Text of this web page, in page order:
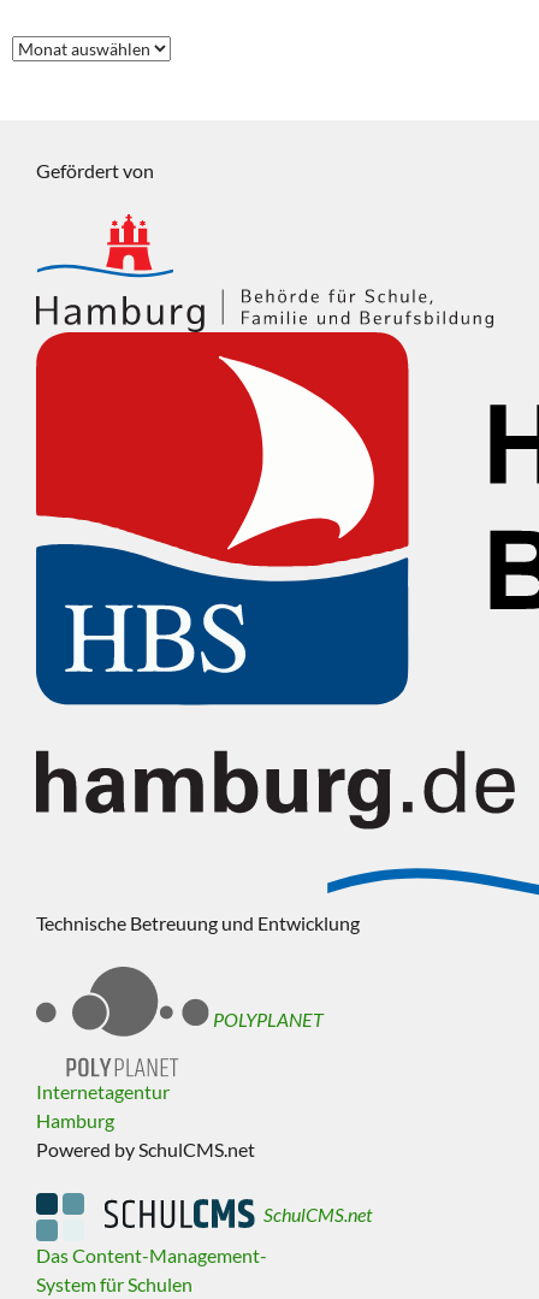
Frühere
Beiträge
Gefördert von
Technische Betreuung und Entwicklung
POLYPLANET
Internetagentur
Hamburg
Powered by SchulCMS.net
SchulCMS.net
Das Content-Management-
System für Schulen